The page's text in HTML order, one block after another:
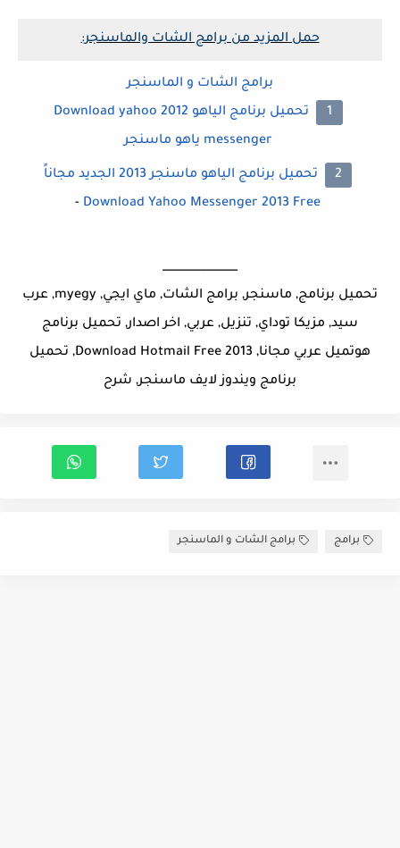
حمل المزيد من برامج الشات والماسنجر:
برامج الشات و الماسنجر
تحميل برنامج الياهو 2012 Download yahoo
messenger ياهو ماسنجر
تحميل برنامج الياهو ماسنجر 2013 الجديد مجاناً
Download Yahoo Messenger 2013 Free
-
____________
تحميل برنامج, ماسنجر, برامج الشات, ماي ايجي, myegy, عرب
سيد, مزيكا توداي, تنزيل, عربي, اخر اصدار, تحميل برنامج
هوتميل عربي مجانا, Download Hotmail Free 2013, تحميل
برنامج ويندوز لايف ماسنجر, شرح
برامج برامج الشات و الماسنجر